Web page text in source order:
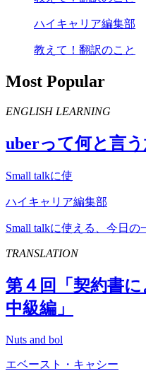
ハイキャリア編集部
教えて！翻訳のこと
Most Popular
ENGLISH LEARNING
uberって何と言う
Small talkに使
ハイキャリア編集部
Small talkに使える、今日の
TRANSLATION
第４回「契約書
中級編」
Nuts and bol
エベースト・キャシー